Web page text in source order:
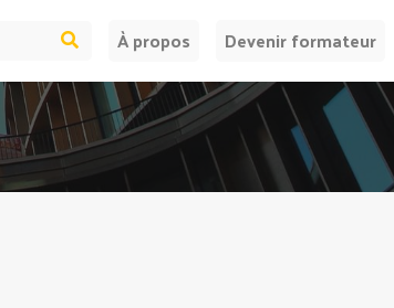
À propos Devenir formateur